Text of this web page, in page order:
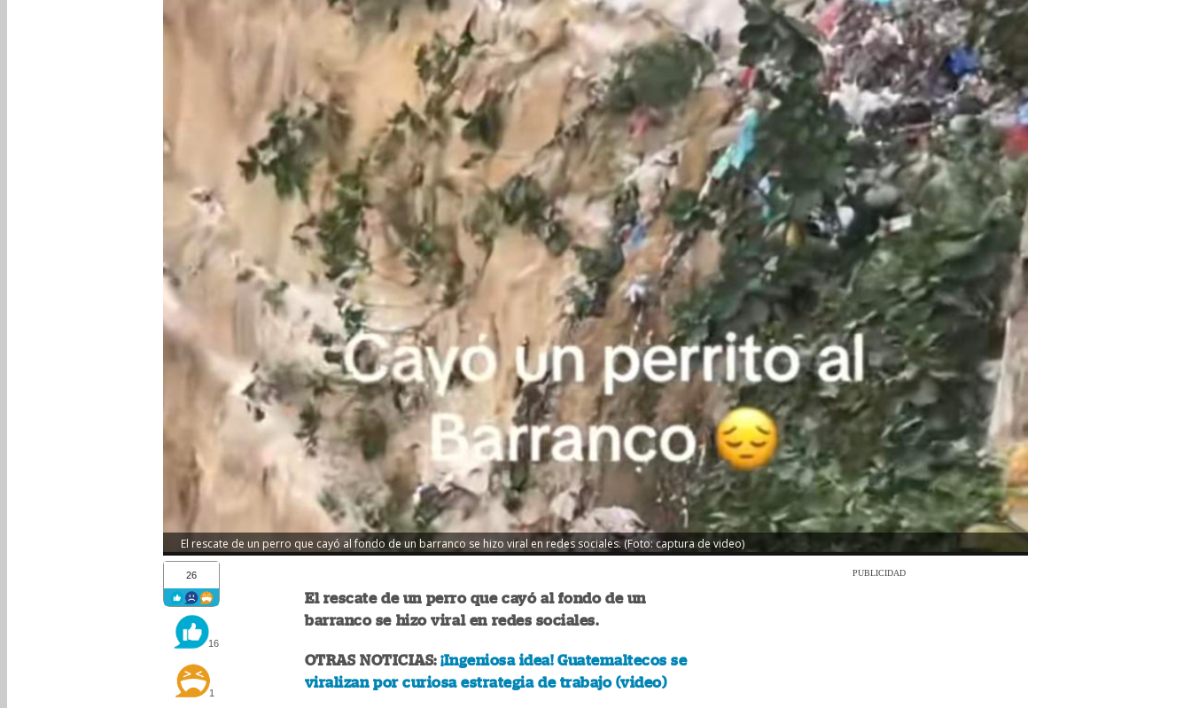
El rescate de un perro que cayó al fondo de un barranco se hizo viral en redes sociales. (Foto: captura de video)
26
16
1
El rescate de un perro que cayó al fondo de un
barranco se hizo viral en redes sociales.
OTRAS NOTICIAS:¡Ingeniosa idea! Guatemaltecos se
viralizan por curiosa estrategia de trabajo (video)
PUBLICIDAD